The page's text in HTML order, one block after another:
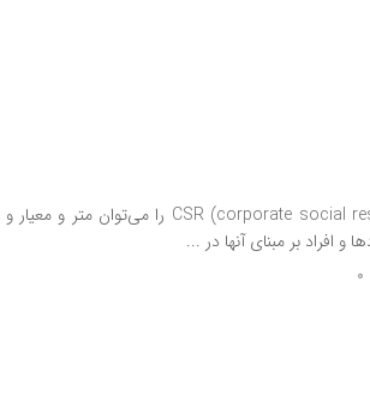
مسئولیت اجتماعی یا CSR (corporate social responsibility) را می‌توان متر و معیار و
افراد بر مبنای آنها در ...
0